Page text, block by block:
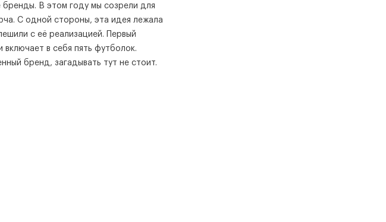
бренды. В этом году мы созрели для
С одной стороны, эта идея лежала
с её реализацией. Первый
в себя пять футболок.
бренд, загадывать тут не стоит.